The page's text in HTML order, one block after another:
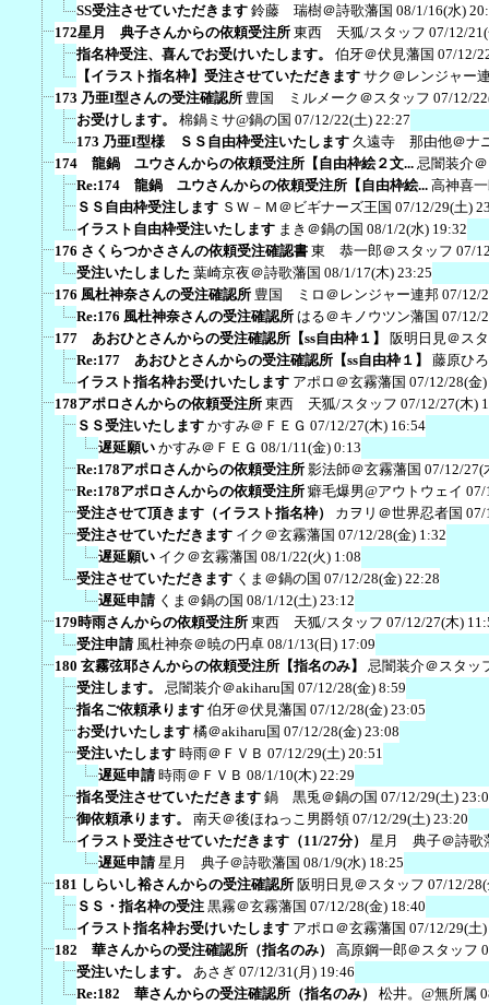
SS受注させていただきます 鈴藤 瑞樹＠詩歌藩国 08/1/16(水)
172星月 典子さんからの依頼受注所 東西 天狐/スタッフ 07/12/
指名枠受注、喜んでお受けいたします。
伯牙＠伏見藩国 07/12/
【イラスト指名枠】受注させていただきます サク＠レンジャー
173 乃亜I型さんの受注確認所 豊国 ミルメーク＠スタッフ 07/12/
お受けします。
棉鍋ミサ@鍋の国 07/12/22(土) 22:27
173 乃亜I型様 ＳＳ自由枠受注いたします 久遠寺 那由他＠ナ
174 龍鍋 ユウさんからの依頼受注所【自由枠絵２文... 忌闇装介
Re:174 龍鍋 ユウさんからの依頼受注所【自由枠絵... 高神喜
ＳＳ自由枠受注します ＳＷ－Ｍ＠ビギナーズ王国 07/12/29(土)
イラスト自由枠受注いたします まき＠鍋の国 08/1/2(水) 19:32
176 さくらつかささんの依頼受注確認書 東 恭一郎＠スタッフ 07/
受注いたしました 葉崎京夜＠詩歌藩国 08/1/17(木) 23:25
176 風杜神奈さんの受注確認所 豊国 ミロ＠レンジャー連邦 07/12/
Re:176 風杜神奈さんの受注確認所 はる＠キノウツン藩国 07/12/
177 あおひとさんからの受注確認所【ss自由枠１】
阪明日見＠ス
Re:177 あおひとさんからの受注確認所【ss自由枠１】
藤原ひ
イラスト指名枠お受けいたします アポロ＠玄霧藩国 07/12/28(金
178アポロさんからの依頼受注所 東西 天狐/スタッフ 07/12/27(木)
ＳＳ受注いたします かすみ＠ＦＥＧ 07/12/27(木) 16:54
遅延願い かすみ＠ＦＥＧ 08/1/11(金) 0:13
Re:178アポロさんからの依頼受注所 影法師＠玄霧藩国 07/12/27(
Re:178アポロさんからの依頼受注所 癖毛爆男@アウトウェイ 07/
受注させて頂きます（イラスト指名枠）
カヲリ＠世界忍者国 07/
受注させていただきます イク＠玄霧藩国 07/12/28(金) 1:32
遅延願い イク＠玄霧藩国 08/1/22(火) 1:08
受注させていただきます くま＠鍋の国 07/12/28(金) 22:28
遅延申請 くま＠鍋の国 08/1/12(土) 23:12
179時雨さんからの依頼受注所 東西 天狐/スタッフ 07/12/27(木)
受注申請 風杜神奈＠暁の円卓 08/1/13(日) 17:09
180 玄霧弦耶さんからの依頼受注所【指名のみ】
忌闇装介＠スタッ
受注します。
忌闇装介＠akiharu国 07/12/28(金) 8:59
指名ご依頼承ります 伯牙＠伏見藩国 07/12/28(金) 23:05
お受けいたします 橘＠akiharu国 07/12/28(金) 23:08
受注いたします 時雨＠ＦＶＢ 07/12/29(土) 20:51
遅延申請 時雨＠ＦＶＢ 08/1/10(木) 22:29
指名受注させていただきます 鍋 黒兎＠鍋の国 07/12/29(土)
御依頼承ります。
南天＠後ほねっこ男爵領 07/12/29(土) 23:20
イラスト受注させていただきます（11/27分）
星月 典子＠詩歌
遅延申請 星月 典子＠詩歌藩国 08/1/9(水) 18:25
181 しらいし裕さんからの受注確認所 阪明日見＠スタッフ 07/12/
ＳＳ・指名枠の受注 黒霧＠玄霧藩国 07/12/28(金) 18:40
イラスト指名枠お受けいたします アポロ＠玄霧藩国 07/12/29(土
182 華さんからの受注確認所（指名のみ）
高原鋼一郎＠スタッフ
受注いたします。
あさぎ 07/12/31(月) 19:46
Re:182 華さんからの受注確認所（指名のみ）
松井。@無所属